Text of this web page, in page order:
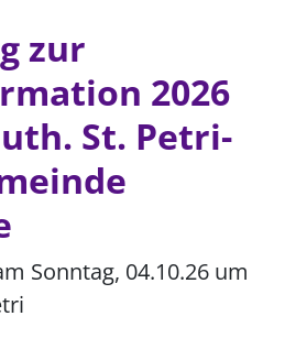
zur
2026
St. Petri-
Sonntag, 04.10.26 um